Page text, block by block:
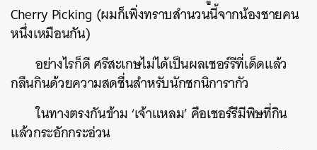
Cherry Picking (ผมก็เพิ่งทราบสำนวนนี้จากน้องชายคน
หนึ่งเหมือนกัน)
อย่างไรก็ดี ศรีสะเกษไม่ได้เป็นผลเชอร์รีที่เด็ดแล้ว
กลืนกินด้วยความสดชื่นสำหรับนักชกนิการากัว
ในทางตรงกันข้าม ‘เจ้าแหลม’ คือเชอร์รีมีพิษที่กิน
แล้วกระอักกระอ่วน